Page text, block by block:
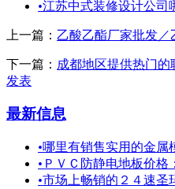
•江苏中式装修设计公司
上一篇： 乙酸乙酯厂家批发
下一篇： 成都地区提供热门
发表
最新信息
•哪里有销售实用的金属
• ＰＶＣ防静电地板价格
•市场上畅销的２４速圣